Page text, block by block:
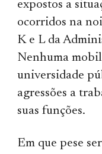
expostos a
ocorridos na
K e L da
Nenhuma
universidade
agressões a
suas funções.
Em que pese